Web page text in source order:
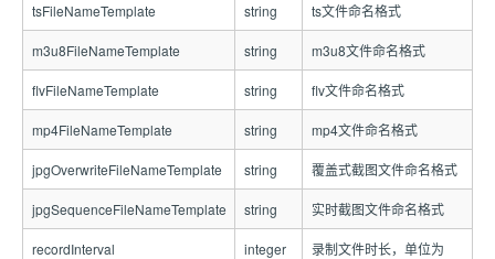
tsFileNameTemplate string ts文件命名格式
m3u8FileNameTemplate string m3u8文件命名格式
flvFileNameTemplate string flv文件命名格式
mp4FileNameTemplate string mp4文件命名格式
jpgOverwriteFileNameTemplate string 覆盖式截图文件命名格式
jpgSequenceFileNameTemplate string 实时截图文件命名格式
recordInterval integer
录制文件时长，单位为